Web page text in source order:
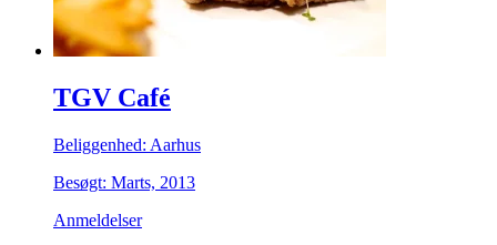
TGV Café
Beliggenhed: Aarhus
Besøgt: Marts, 2013
Anmeldelser